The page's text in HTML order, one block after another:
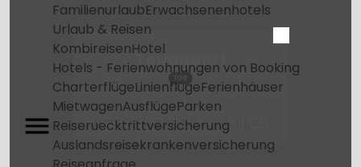
FamilienurlaubErwachsenenhotels
Urlaub & Reisen
KombireisenHotel
Hotels - Ferienwohnungen von Booking
CharterflügeLinienflügeFerienhäuser
MietwagenAusflügeParken
Reiseruecktrittversicherung
Auslandsreisekrankenversicherung
Touggourt
TGR
Home Flughafen Touggourt